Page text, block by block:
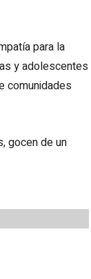
para la
y adolescentes
comunidades
gocen de un